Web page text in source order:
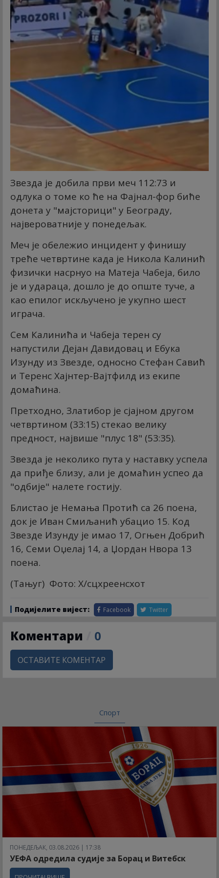
Звезда је добила први меч 112:73 и
одлука о томе ко ће на Фајнал-фор биће
донета у "мајсторици" у Београду,
највероватније у понедељак.
Меч је обележио инцидент у финишу
треће четвртине када је Никола Калинић
физички насрнуо на Матеја Чабеја, било
је и удараца, дошло је до опште туче, а
као епилог искључено је укупно шест
играча.
Сем Калинића и Чабеја терен су
напустили Дејан Давидовац и Ебука
Изунду из Звезде, односно Стефан Савић
и Теренс Хајнтер-Вајтфилд из екипе
домаћина.
Претходно, Златибор је сјајном другом
четвртином (33:15) стекао велику
предност, највише "плус 18" (53:35).
Звезда је неколико пута у наставку успела
да приђе близу, али је домаћин успео да
"одбије" налете гостију.
Блистао је Немања Протић са 26 поена,
док је Иван Смиљанић убацио 15. Код
Звезде Изунду је имао 17, Огњен Добрић
16, Семи Оџелај 14, а Џордан Нвора 13
поена.
(Тањуг) Фото: X/сцхреенсхот
Подијелите вијест: Facebook Twitter
Коментари 0
ОСТАВИТЕ КОМЕНТАР
Спорт
ПОНЕДЕЉАК, 03.08.2026 | 17:38
УЕФА одредила судије за Борац и Витебск